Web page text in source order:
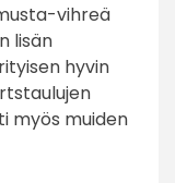
vihreä
lisän
hyvin
myös muiden